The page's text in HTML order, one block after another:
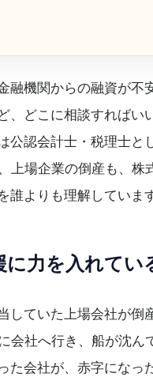
融機関からの融資が不
、どこに相談すればい
公認会計士・税理士と
上場企業の倒産も、株
誰よりも理解していま
に力を入れてい
していた上場会社が倒
会社へ行き、船が沈ん
た会社が、赤字になっ